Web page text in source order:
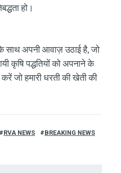
हो।
के साथ अपनी आवाज़ उठाई है, जो
कृषि पद्धतियों को अपनाने के
जो हमारी धरती की खेती की
RVA NEWS BREAKING NEWS